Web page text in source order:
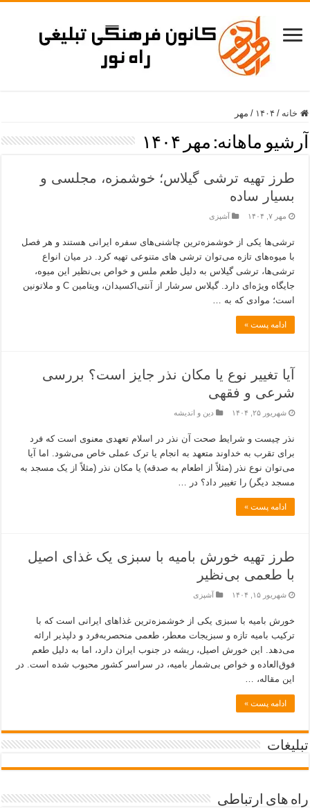
خانه / ۱۴۰۴ / مهر
آرشیو ماهانه: مهر ۱۴۰۴
طرز تهیه ترشی گیلاس؛ خوشمزه، مجلسی و
بسیار ساده
مهر ۷, ۱۴۰۴ آشپزی
ترشی‌ها یکی از خوشمزه‌ترین چاشنی‌های سفره ایرانی هستند و هر فصل
با میوه‌های تازه می‌توان ترشی‌ های متنوعی تهیه کرد. در میان انواع
ترشی‌ها، ترشی گیلاس به دلیل طعم ملس و خواص بی‌نظیر این میوه،
جایگاه ویژه‌ای دارد. گیلاس سرشار از آنتی‌اکسیدان، ویتامین C و ملاتونین
است؛ موادی که به …
ادامه پست »
آیا تغییر نوع یا مکان نذر جایز است؟ بررسی
شرعی و فقهی
شهریور ۲۵, ۱۴۰۴ دین و اندیشه
نذر چیست و شرایط صحت آن نذر در اسلام تعهدی معنوی است که فرد
برای تقرب به خداوند متعهد به انجام یا ترک عملی خاص می‌شود. اما آیا
می‌توان نوع نذر (مثلاً از اطعام به صدقه) یا مکان نذر (مثلاً از یک مسجد به
مسجد دیگر) را تغییر داد؟ در …
ادامه پست »
طرز تهیه خورش بامیه با سبزی یک غذای اصیل
با طعمی بی‌نظیر
شهریور ۱۵, ۱۴۰۴ آشپزی
خورش بامیه با سبزی یکی از خوشمزه‌ترین غذاهای ایرانی است که با
ترکیب بامیه تازه و سبزیجات معطر، طعمی منحصربه‌فرد و دلپذیر ارائه
می‌دهد. این خورش اصیل، ریشه در جنوب ایران دارد، اما به دلیل طعم
فوق‌العاده و خواص بی‌شمار بامیه، در سراسر کشور محبوب شده است. در
این مقاله، …
ادامه پست »
تبلیغات
راه های ارتباطی